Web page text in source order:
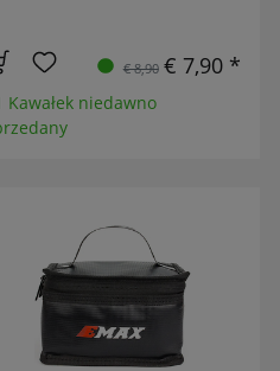
€ 8,90 € 7,90 *
Kawałek niedawno